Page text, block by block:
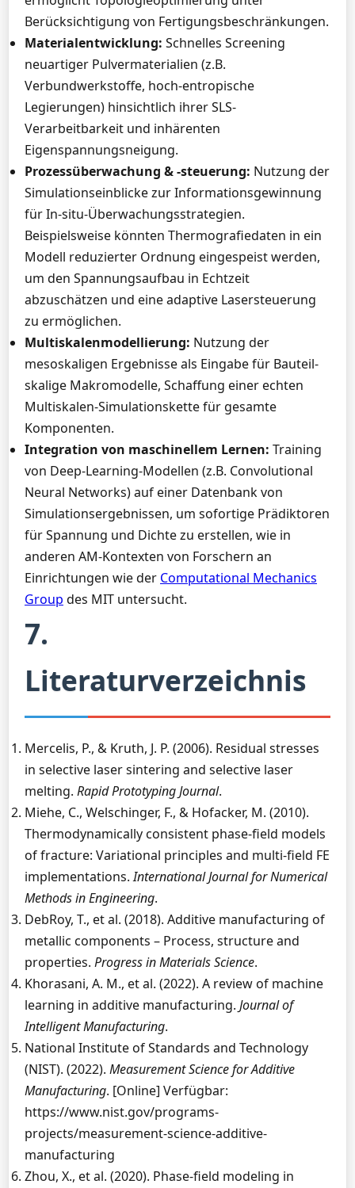
Berücksichtigung von Fertigungsbeschränkungen.
Materialentwicklung: Schnelles Screening
neuartiger Pulvermaterialien (z.B.
Verbundwerkstoffe, hoch-entropische
Legierungen) hinsichtlich ihrer SLS-
Verarbeitbarkeit und inhärenten
Eigenspannungsneigung.
Prozessüberwachung & -steuerung: Nutzung der
Simulationseinblicke zur Informationsgewinnung
für In-situ-Überwachungsstrategien.
Beispielsweise könnten Thermografiedaten in ein
Modell reduzierter Ordnung eingespeist werden,
um den Spannungsaufbau in Echtzeit
abzuschätzen und eine adaptive Lasersteuerung
zu ermöglichen.
Multiskalenmodellierung: Nutzung der
mesoskaligen Ergebnisse als Eingabe für Bauteil-
skalige Makromodelle, Schaffung einer echten
Multiskalen-Simulationskette für gesamte
Komponenten.
Integration von maschinellem Lernen: Training
von Deep-Learning-Modellen (z.B. Convolutional
Neural Networks) auf einer Datenbank von
Simulationsergebnissen, um sofortige Prädiktoren
für Spannung und Dichte zu erstellen, wie in
anderen AM-Kontexten von Forschern an
Einrichtungen wie der Computational Mechanics
Group des MIT untersucht.
7.
Literaturverzeichnis
Mercelis, P., & Kruth, J. P. (2006). Residual stresses
in selective laser sintering and selective laser
melting. Rapid Prototyping Journal.
Miehe, C., Welschinger, F., & Hofacker, M. (2010).
Thermodynamically consistent phase-field models
of fracture: Variational principles and multi-field FE
implementations.International Journal for Numerical
Methods in Engineering.
DebRoy, T., et al. (2018). Additive manufacturing of
metallic components – Process, structure and
properties. Progress in Materials Science.
Khorasani, A. M., et al. (2022). A review of machine
learning in additive manufacturing. Journal of
Intelligent Manufacturing.
National Institute of Standards and Technology
(NIST). (2022). Measurement Science for Additive
Manufacturing. [Online] Verfügbar:
https://www.nist.gov/programs-
projects/measurement-science-additive-
manufacturing
Zhou, X., et al. (2020). Phase-field modeling in